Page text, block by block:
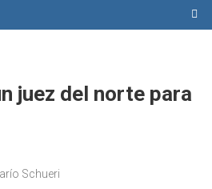
juez del norte para
Schueri